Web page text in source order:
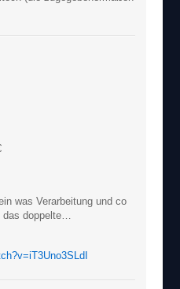
was Verarbeitung und co
doppelte…